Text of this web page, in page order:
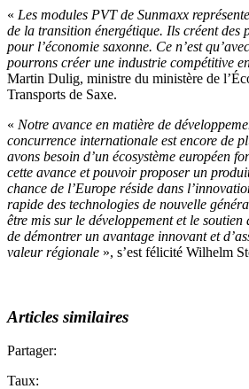
« Les modules PVT de Sunmaxx
de la transition énergétique. Ils créent des
pour l’économie saxonne. Ce n’est
pourrons créer une industrie compétitive
Martin Dulig, ministre du ministère de
Transports de Saxe.
« Notre avance en matière de
concurrence internationale est encore de
avons besoin d’un écosystème européen
cette avance et pouvoir proposer un
chance de l’Europe réside dans
rapide des technologies de nouvelle
être mis sur le développement et le soutien
de démontrer un avantage innovant et
valeur régionale », s’est félicité Wilhelm
Articles similaires
Partager:
Taux: